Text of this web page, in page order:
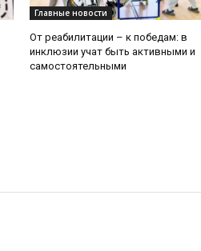
Главные новости
От реабилитации – к победам: в
инклюзии учат быть активными и
самостоятельными